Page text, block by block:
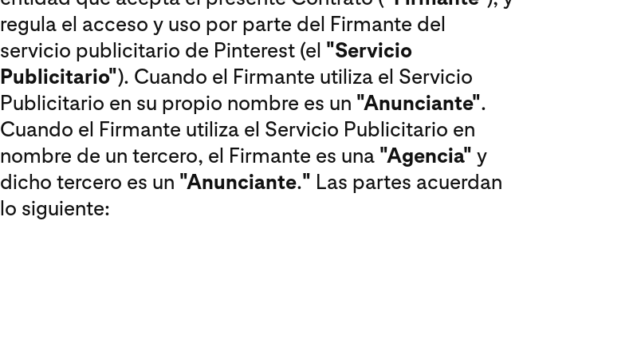
regula el acceso y uso por parte del Firmante del
servicio publicitario de Pinterest (el "Servicio
Publicitario"). Cuando el Firmante utiliza el Servicio
Publicitario en su propio nombre es un "Anunciante".
Cuando el Firmante utiliza el Servicio Publicitario en
nombre de un tercero, el Firmante es una "Agencia" y
dicho tercero es un "Anunciante." Las partes acuerdan
lo siguiente: